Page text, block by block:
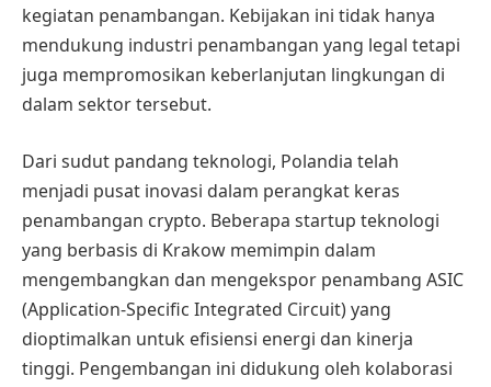
kegiatan penambangan. Kebijakan ini tidak hanya
mendukung industri penambangan yang legal tetapi
juga mempromosikan keberlanjutan lingkungan di
dalam sektor tersebut.
Dari sudut pandang teknologi, Polandia telah
menjadi pusat inovasi dalam perangkat keras
penambangan crypto. Beberapa startup teknologi
yang berbasis di Krakow memimpin dalam
mengembangkan dan mengekspor penambang ASIC
(Application-Specific Integrated Circuit) yang
dioptimalkan untuk efisiensi energi dan kinerja
tinggi. Pengembangan ini didukung oleh kolaborasi